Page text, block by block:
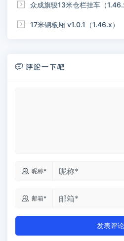
 众成旗骏13米仓栏挂车（
 17米钢板厢 v1.0.1（1.46.x）
 评论一下吧
 昵称*
 邮箱*
发表评论